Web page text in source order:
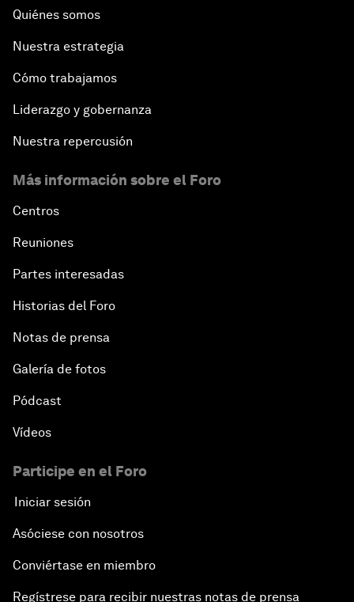
Quiénes somos
Nuestra estrategia
Cómo trabajamos
Liderazgo y gobernanza
Nuestra repercusión
Más información sobre el Foro
Centros
Reuniones
Partes interesadas
Historias del Foro
Notas de prensa
Galería de fotos
Pódcast
Vídeos
Participe en el Foro
Iniciar sesión
Asóciese con nosotros
Conviértase en miembro
Regístrese para recibir nuestras notas de prensa